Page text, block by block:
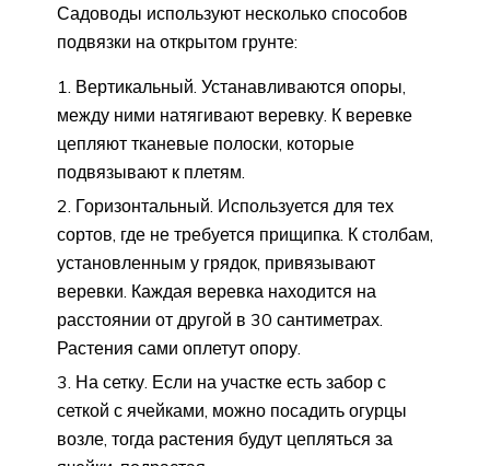
Садоводы используют несколько способов
подвязки на открытом грунте:
Вертикальный. Устанавливаются опоры,
между ними натягивают веревку. К веревке
цепляют тканевые полоски, которые
подвязывают к плетям.
Горизонтальный. Используется для тех
сортов, где не требуется прищипка. К столбам,
установленным у грядок, привязывают
веревки. Каждая веревка находится на
расстоянии от другой в 30 сантиметрах.
Растения сами оплетут опору.
На сетку. Если на участке есть забор с
сеткой с ячейками, можно посадить огурцы
возле, тогда растения будут цепляться за